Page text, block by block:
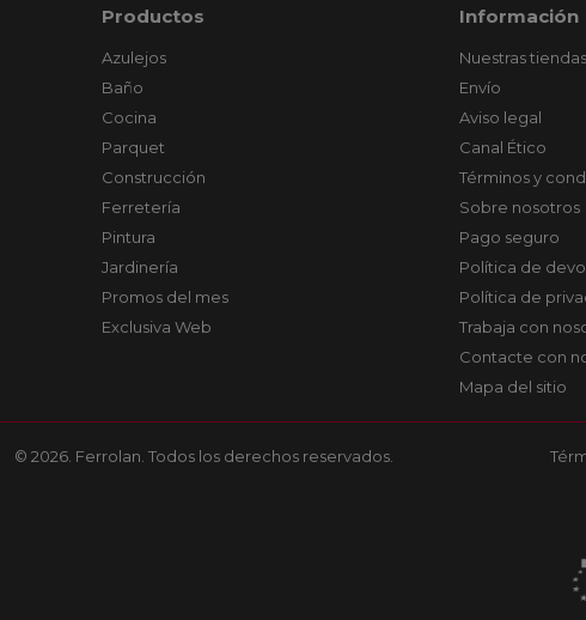
Productos
Azulejos
Baño
Cocina
Parquet
Construcción
Ferretería
Pintura
Jardinería
Promos del mes
Exclusiva Web
Información
Nuestras tiendas
Envío
Aviso legal
Canal Ético
Términos y
Sobre nosotros
Pago seguro
Política de
Política de
Trabaja con
Contacte con
Mapa del sitio
© 2026. Ferrolan. Todos los derechos reservados.